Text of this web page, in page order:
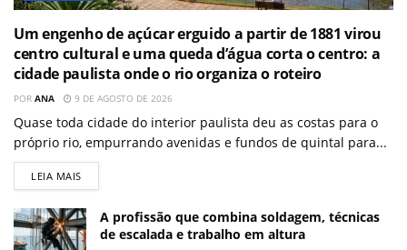
Um engenho de açúcar erguido a partir de 1881 virou
centro cultural e uma queda d’água corta o centro: a
cidade paulista onde o rio organiza o roteiro
POR ANA 9 DE AGOSTO DE 2026
Quase toda cidade do interior paulista deu as costas para o
próprio rio, empurrando avenidas e fundos de quintal para...
LEIA MAIS
A profissão que combina soldagem, técnicas
de escalada e trabalho em altura